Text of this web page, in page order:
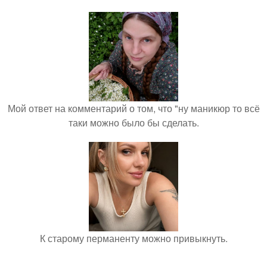
Мой ответ на комментарий о том, что "ну маникюр то всё
таки можно было бы сделать.
К старому перманенту можно привыкнуть.